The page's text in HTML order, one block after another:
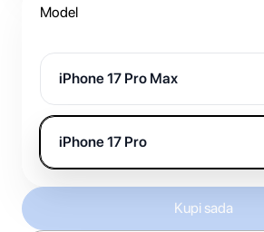
Model
iPhone 17 Pro Max
iPhone 17 Pro
Kupi sada